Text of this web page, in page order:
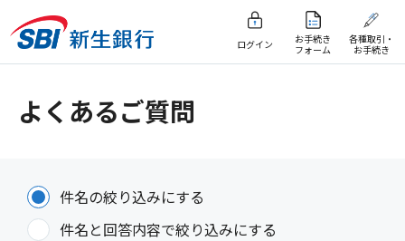
ログイン
お手続き
フォーム
各種取引・
お手続き
よくあるご質問
件名の絞り込みにする
件名と回答内容で絞り込みにする